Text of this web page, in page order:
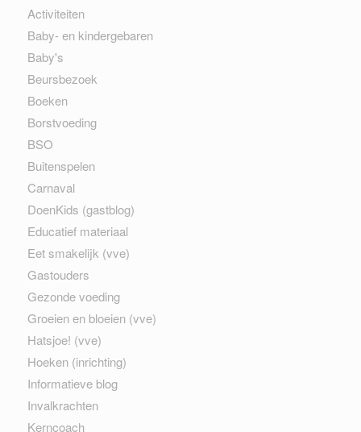
Activiteiten
Baby- en kindergebaren
Baby's
Beursbezoek
Boeken
Borstvoeding
BSO
Buitenspelen
Carnaval
DoenKids (gastblog)
Educatief materiaal
Eet smakelijk (vve)
Gastouders
Gezonde voeding
Groeien en bloeien (vve)
Hatsjoe! (vve)
Hoeken (inrichting)
Informatieve blog
Invalkrachten
Kerncoach